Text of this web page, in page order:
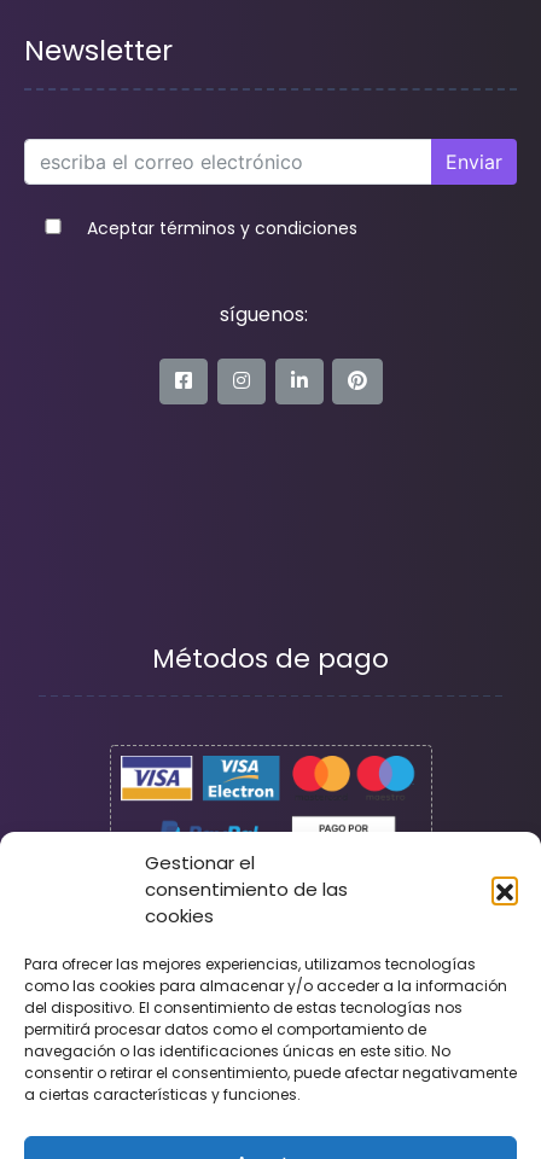
Gestionar el
consentimiento de las
cookies
Para ofrecer las mejores experiencias, utilizamos tecnologías
como las cookies para almacenar y/o acceder a la información
del dispositivo. El consentimiento de estas tecnologías nos
permitirá procesar datos como el comportamiento de
navegación o las identificaciones únicas en este sitio. No
consentir o retirar el consentimiento, puede afectar negativamente
a ciertas características y funciones.
Newsletter
Enviar
Aceptar términos y condiciones
síguenos:
Métodos de pago